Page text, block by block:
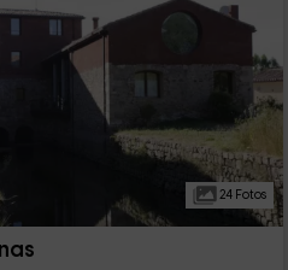
24 Fotos